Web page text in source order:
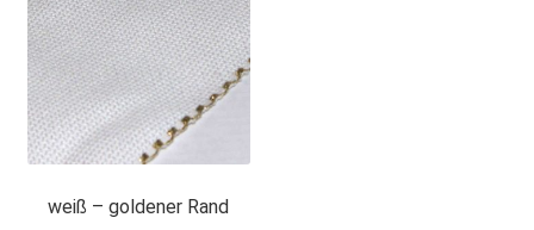
Produktseite
gewählt
weiß – goldener Rand